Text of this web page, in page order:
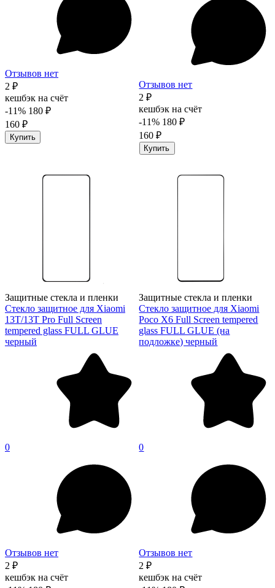
Отзывов нет
2 ₽
кешбэк на счёт
-11% 180 ₽
160 ₽
Купить
Отзывов нет
2 ₽
кешбэк на счёт
-11% 180 ₽
160 ₽
Купить
Защитные стекла и пленки
Стекло защитное для Xiaomi
13T/13T Pro Full Screen
tempered glass FULL GLUE
черный
0
Отзывов нет
2 ₽
кешбэк на счёт
Защитные стекла и пленки
Стекло защитное для Xiaomi
Poco X6 Full Screen tempered
glass FULL GLUE (на
подложке) черный
0
Отзывов нет
2 ₽
кешбэк на счёт